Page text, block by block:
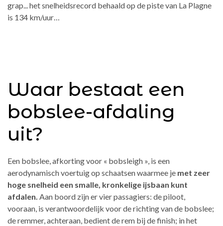
grap... het snelheidsrecord behaald op de piste van La Plagne
is 134 km/uur…
Waar bestaat een
bobslee-afdaling
uit?
Een bobslee, afkorting voor « bobsleigh », is een
aerodynamisch voertuig op schaatsen waarmee je met zeer
hoge snelheid een smalle, kronkelige ijsbaan kunt
afdalen. Aan boord zijn er vier passagiers: de piloot,
vooraan, is verantwoordelijk voor de richting van de bobslee;
de remmer, achteraan, bedient de rem bij de finish; in het